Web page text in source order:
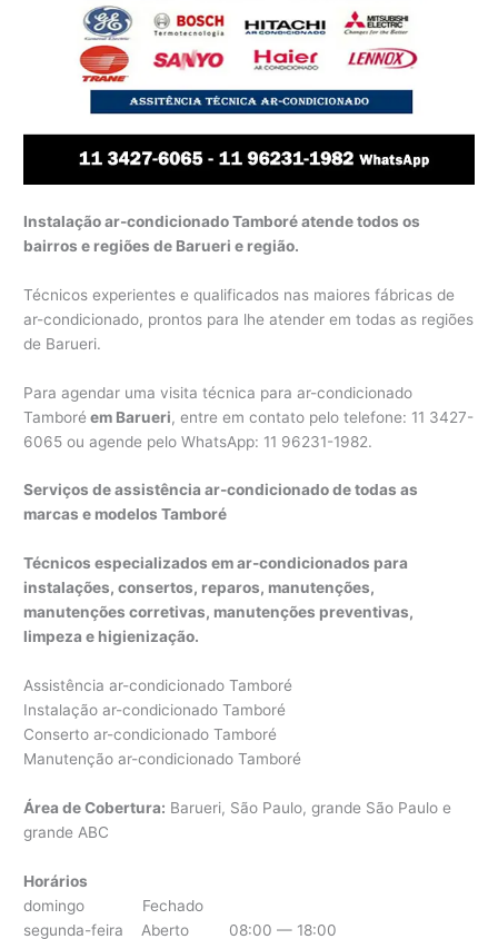
Instalação ar-condicionado Tamboré atende todos os
bairros e regiões de Barueri e região.
Técnicos experientes e qualificados nas maiores fábricas de
ar-condicionado, prontos para lhe atender em todas as regiões
de Barueri.
Para agendar uma visita técnica para ar-condicionado
Tamboré em Barueri, entre em contato pelo telefone: 11 3427-
6065 ou agende pelo WhatsApp: 11 96231-1982.
Serviços de assistência ar-condicionado de todas as
marcas e modelos Tamboré
Técnicos especializados em ar-condicionados para
instalações, consertos, reparos, manutenções,
manutenções corretivas, manutenções preventivas,
limpeza e higienização.
Assistência ar-condicionado Tamboré
Instalação ar-condicionado Tamboré
Conserto ar-condicionado Tamboré
Manutenção ar-condicionado Tamboré
Área de Cobertura: Barueri, São Paulo, grande São Paulo e
grande ABC
Horários
domingo Fechado
segunda-feira Aberto 08:00 — 18:00